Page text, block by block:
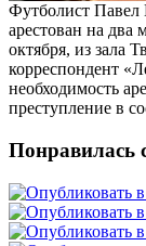
Футболист Павел
арестован на два
октября, из зала
корреспондент
необходимость
преступление в
Понравилась